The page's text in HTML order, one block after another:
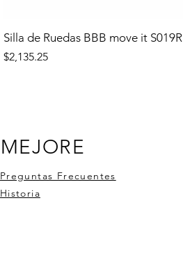
Silla de Ruedas BBB move it S019R
Precio
$2,135.25
MEJORE
Preguntas Frecuentes
Historia